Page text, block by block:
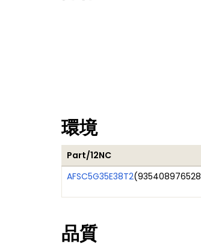
環境
Part/12NC
AFSC5G35E38T2(935408976528
品質